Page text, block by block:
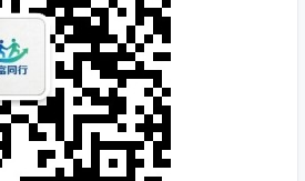
供了基础。 风险提示：与此同时，
平台近期…